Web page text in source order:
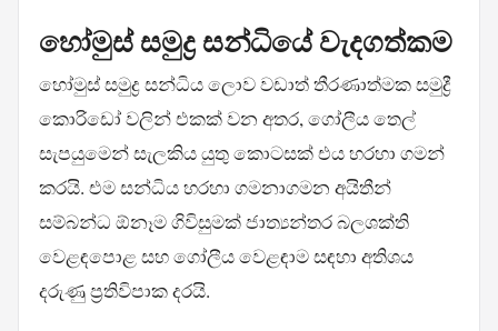
හෝමුස් සමුද්‍ර සන්ධියේ වැදගත්කම
හෝමුස් සමුද්‍ර සන්ධිය ලොව වඩාත් තීරණාත්මක සමුද්‍රී
කොරිඩෝ වලින් එකක් වන අතර, ගෝලීය තෙල්
සැපයුමෙන් සැලකිය යුතු කොටසක් එය හරහා ගමන්
කරයි. එම සන්ධිය හරහා ගමනාගමන අයිතීන්
සම්බන්ධ ඕනෑම ගිවිසුමක් ජාත්‍යන්තර බලශක්ති
වෙළඳපොළ සහ ගෝලීය වෙළඳාම සඳහා අතිශය
දරුණු ප්‍රතිවිපාක දරයි.